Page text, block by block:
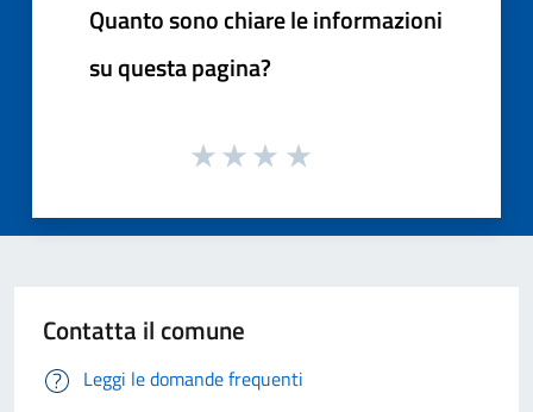
Quanto sono chiare le informazioni
su questa pagina?
Contatta il comune
Leggi le domande frequenti